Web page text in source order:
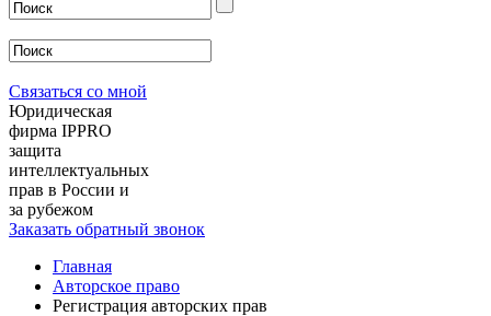
Связаться со мной
Юридическая
фирма IPPRO
защита
интеллектуальных
прав в России и
за рубежом
Заказать обратный звонок
Главная
Авторское право
Регистрация авторских прав